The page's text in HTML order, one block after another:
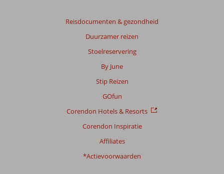
Reisdocumenten & gezondheid
Duurzamer reizen
Stoelreservering
By June
Stip Reizen
GOfun
Corendon Hotels & Resorts
Corendon Inspiratie
Affiliates
*Actievoorwaarden